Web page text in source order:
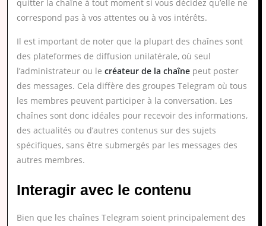
quitter la chaîne à tout moment si vous décidez qu’elle ne
correspond pas à vos attentes ou à vos intérêts.
Il est important de noter que la plupart des chaînes sont
des plateformes de diffusion unilatérale, où seul
l’administrateur ou le créateur de la chaîne peut poster
des messages. Cela diffère des groupes Telegram où tous
les membres peuvent participer à la conversation. Les
chaînes sont donc idéales pour recevoir des informations,
des actualités ou d’autres contenus sur des sujets
spécifiques, sans être submergés par les messages des
autres membres.
Interagir avec le contenu
Bien que les chaînes Telegram soient principalement des